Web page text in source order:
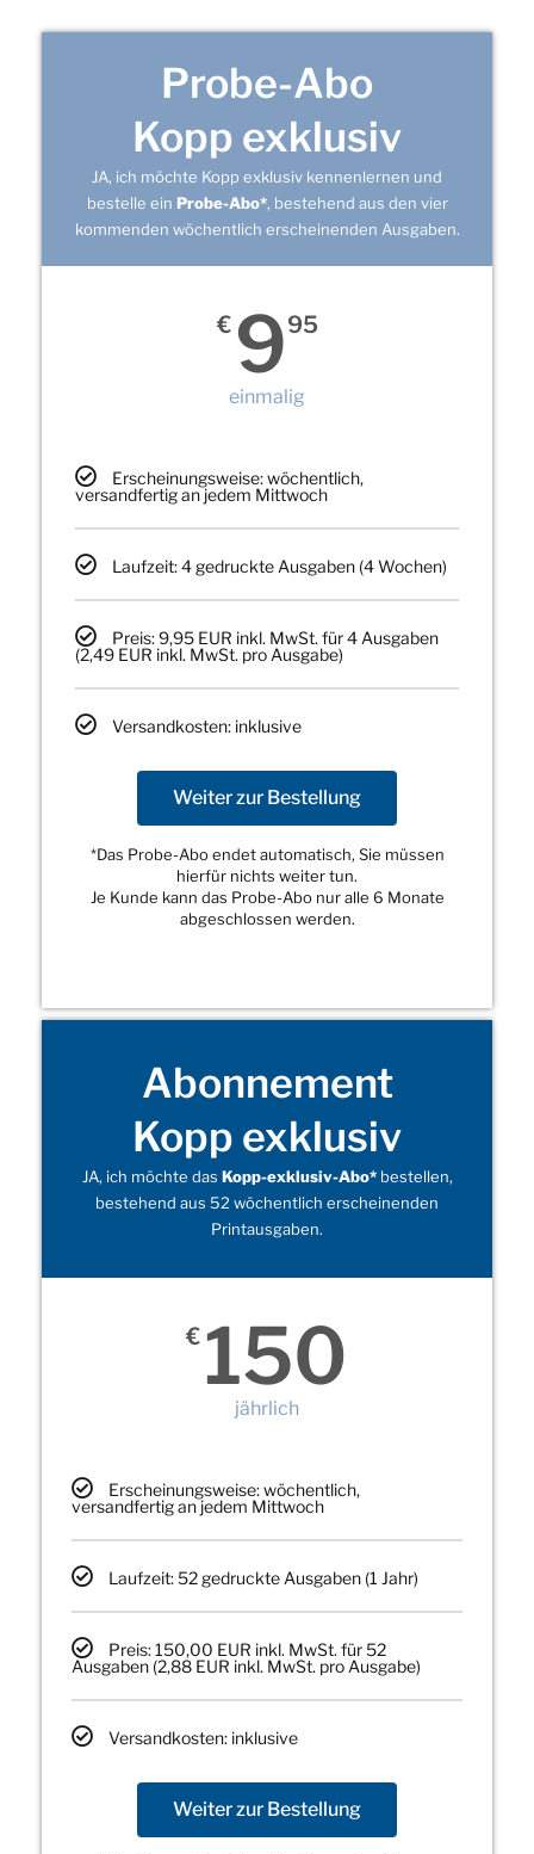
Probe-Abo
Kopp exklusiv
JA, ich möchte Kopp exklusiv kennenlernen und
bestelle ein Probe-Abo*, bestehend aus den vier
kommenden wöchentlich erscheinenden Ausgaben.
€ 995
einmalig
Erscheinungsweise: wöchentlich,
versandfertig an jedem Mittwoch
Laufzeit: 4 gedruckte Ausgaben (4 Wochen)
Preis: 9,95 EUR inkl. MwSt. für 4 Ausgaben
(2,49 EUR inkl. MwSt. pro Ausgabe)
Versandkosten: inklusive
Weiter zur Bestellung
*Das Probe-Abo endet automatisch, Sie müssen
hierfür nichts weiter tun.
Je Kunde kann das Probe-Abo nur alle 6 Monate
abgeschlossen werden.
Abonnement
Kopp exklusiv
JA, ich möchte das Kopp-exklusiv-Abo*bestellen,
bestehend aus 52 wöchentlich erscheinenden
Printausgaben.
€ 150
jährlich
Erscheinungsweise: wöchentlich,
versandfertig an jedem Mittwoch
Laufzeit: 52 gedruckte Ausgaben (1 Jahr)
Preis: 150,00 EUR inkl. MwSt. für 52
Ausgaben (2,88 EUR inkl. MwSt. pro Ausgabe)
Versandkosten: inklusive
Weiter zur Bestellung